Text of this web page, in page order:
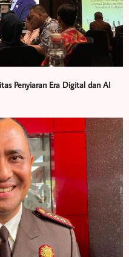
Penyiaran Era Digital dan AI